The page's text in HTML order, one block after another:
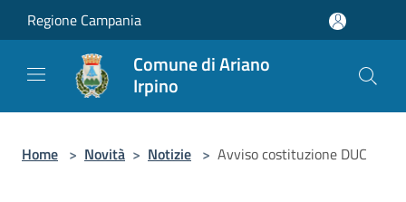
Salta al contenuto principale
Regione Campania
Comune di Ariano
Irpino
Home > Novità > Notizie > Avviso costituzione DUC